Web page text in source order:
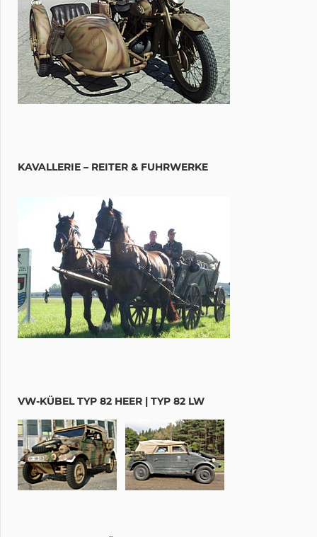
KAVALLERIE – REITER & FUHRWERKE
VW-KÜBEL TYP 82 HEER | TYP 82 LW